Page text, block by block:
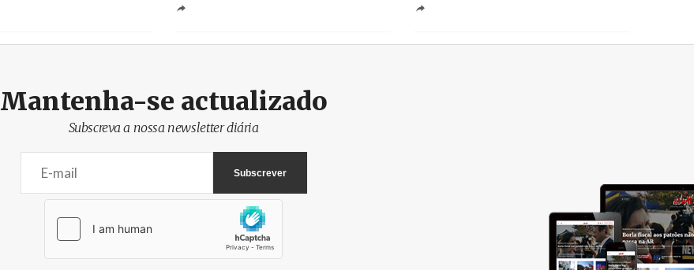
Mantenha-se actualizado
Subscreva a nossa newsletter diária